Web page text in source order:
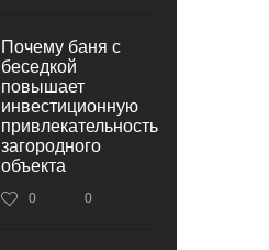
Почему баня с
беседкой
повышает
инвестиционную
привлекательность
загородного
объекта
0 0